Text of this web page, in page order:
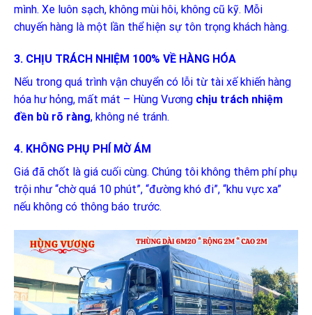
mình. Xe luôn sạch, không mùi hôi, không cũ kỹ. Mỗi
chuyến hàng là một lần thể hiện sự tôn trọng khách hàng.
3. CHỊU TRÁCH NHIỆM 100% VỀ HÀNG HÓA
Nếu trong quá trình vận chuyển có lỗi từ tài xế khiến hàng
hóa hư hỏng, mất mát – Hùng Vương chịu trách nhiệm
đền bù rõ ràng, không né tránh.
4. KHÔNG PHỤ PHÍ MỜ ÁM
Giá đã chốt là giá cuối cùng. Chúng tôi không thêm phí phụ
trội như “chờ quá 10 phút”, “đường khó đi”, “khu vực xa”
nếu không có thông báo trước.